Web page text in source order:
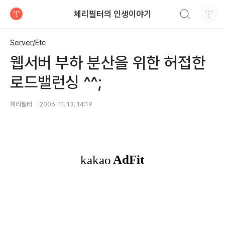
체리필터의 인생이야기
Server/Etc
웹서버 부하 분산을 위한 허접한
로드밸런싱 ^^;
체리필터 2006. 11. 13. 14:19